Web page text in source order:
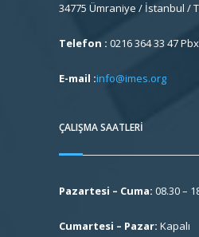
34775 Ümraniye / İstanbul /
Telefon : 0216 364 33 47
E-mail :info@imes.org
ÇALIŞMA SAATLERI
Pazartesi – Cuma: 08.30 –
Cumartesi – Pazar: Kapalı